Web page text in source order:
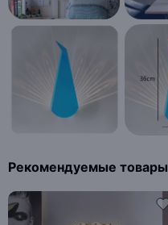
Рекомендуемые товары